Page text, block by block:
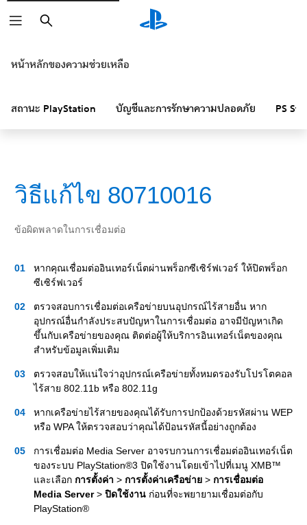
หน้าหลักของความช่วยเหลือ
สถานะ PlayStation บัญชีและการรักษาความปลอดภัย PS
วิธีแก้ไข 80710016
ข้อผิดพลาดในการเชื่อมต่อ
หากคุณเชื่อมต่ออินเทอร์เน็ตผ่านพร็อกซีเซิร์ฟเวอร์ ให้ปิดพร็อก
ซีเซิร์ฟเวอร์
ตรวจสอบการเชื่อมต่อเครือข่ายบนอุปกรณ์ไร้สายอื่น หาก
อุปกรณ์อื่นกำลังประสบปัญหาในการเชื่อมต่อ อาจมีปัญหาเกิด
ขึ้นกับเครือข่ายของคุณ ติดต่อผู้ให้บริการอินเทอร์เน็ตของคุณ
สำหรับข้อมูลเพิ่มเติม
ตรวจสอบให้แน่ใจว่าอุปกรณ์เครือข่ายทั้งหมดรองรับโปรโตคอล
ไร้สาย 802.11b หรือ 802.11g
หากเครือข่ายไร้สายของคุณได้รับการปกป้องด้วยรหัสผ่าน WEP
หรือ WPA ให้ตรวจสอบว่าคุณได้ป้อนรหัสนี้อย่างถูกต้อง
การเชื่อมต่อ Media Server อาจรบกวนการเชื่อมต่ออินเทอร์เน็ต
ของระบบ PlayStation®3 ปิดใช้งานโดยเข้าไปที่เมนู XMB™
และเลือก การตั้งค่า > การตั้งค่าเครือข่าย > การเชื่อมต่อ
Media Server> ปิดใช้งาน ก่อนที่จะพยายามเชื่อมต่อกับ
PlayStation®